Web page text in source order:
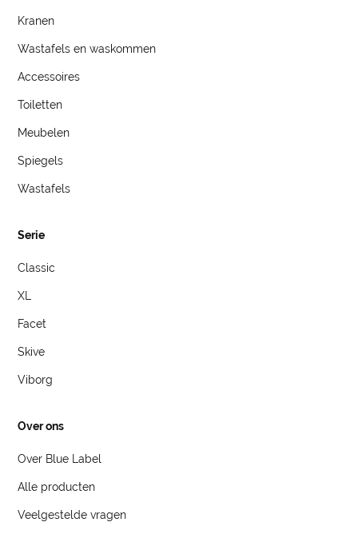
Kranen
Wastafels en waskommen
Accessoires
Toiletten
Meubelen
Spiegels
Wastafels
Serie
Classic
XL
Facet
Skive
Viborg
Over ons
Over Blue Label
Alle producten
Veelgestelde vragen